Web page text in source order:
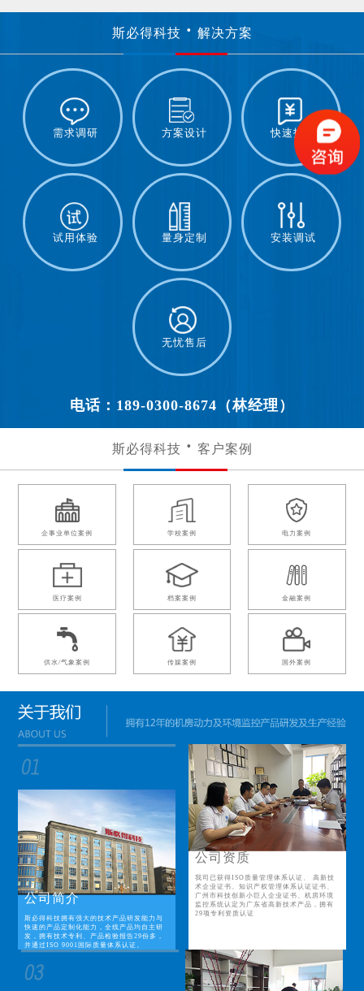
斯必得科技 解决方案
需求调研 方案设计 快速报价
试用体验 量身定制 安装调试
无忧售后
电话：189-0300-8674（林经理）
斯必得科技 客户案例
企事业单位案例 学校案例 电力案例
医疗案例 档案案例 金融案例
供水/气象案例 传媒案例 国外案例
公司简介
斯必得科技拥有强大的技术产品研发能力与
快速的产品定制化能力，全线产品均自主研
发，拥有技术专利、产品检验报告29份多，
并通过ISO 9001国际质量体系认证。
公司资质
我司已获得ISO质量管理体系认证、 高新技
术企业证书、知识产权管理体系认证证书、
广州市科技创新小巨人企业证书、机房环境
监控系统认定为广东省高新技术产品，拥有
29项专利资质认证